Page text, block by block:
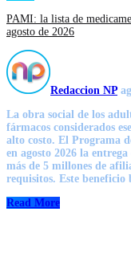
PAMI: la lista de
agosto de 2026
Redaccion NP
La obra social de los
fármacos considerados
alto costo. El Programa
en agosto 2026 la
más de 5 millones de
requisitos. Este
Read More